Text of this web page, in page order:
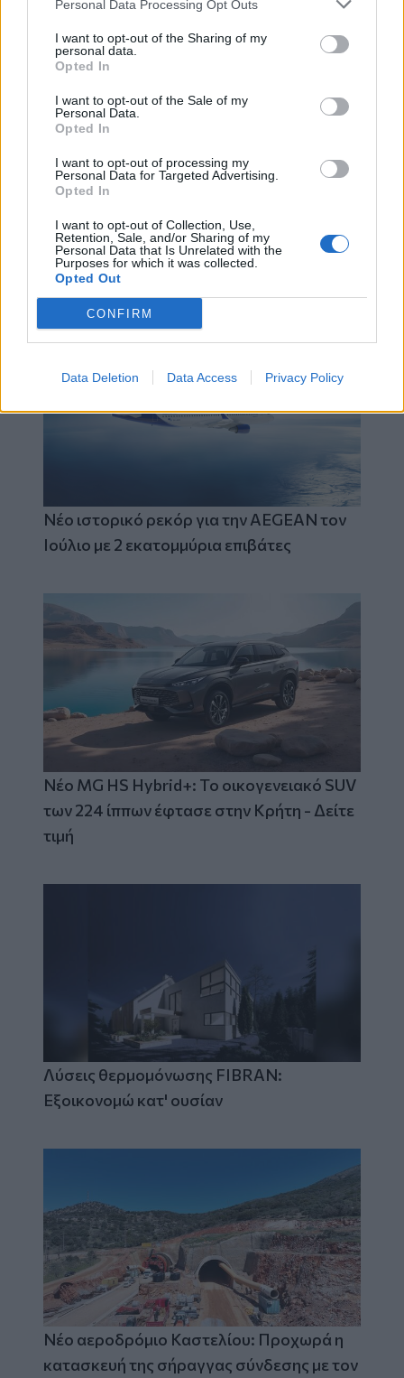
Personal Data Processing Opt Outs
I want to opt-out of the Sharing of my
personal data.
Opted In
I want to opt-out of the Sale of my
Personal Data.
Opted In
I want to opt-out of processing my
Personal Data for Targeted Advertising.
Opted In
I want to opt-out of Collection, Use,
Retention, Sale, and/or Sharing of my
Personal Data that Is Unrelated with the
Purposes for which it was collected.
Opted Out
CONFIRM
Data Deletion Data Access Privacy Policy
Best of Crete
Νέο ιστορικό ρεκόρ για την AEGEAN τον
Ιούλιο με 2 εκατομμύρια επιβάτες
Νέο MG HS Hybrid+: Το οικογενειακό SUV
των 224 ίππων έφτασε στην Κρήτη - Δείτε
τιμή
Λύσεις θερμομόνωσης FIBRAN:
Εξοικονομώ κατ' ουσίαν
Νέο αεροδρόμιο Καστελίου: Προχωρά η
κατασκευή της σήραγγας σύνδεσης με τον